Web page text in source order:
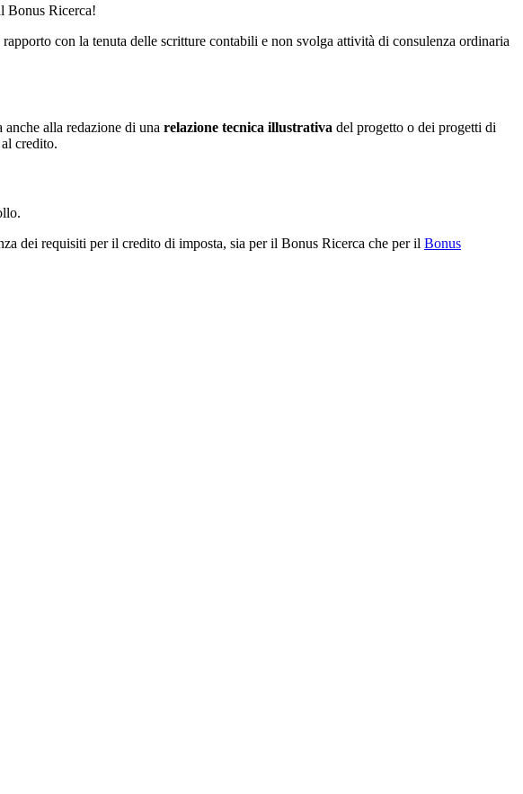
Bonus Ricerca!
con la tenuta delle scritture contabili e non svolga attività di consulenza ordinaria
alla redazione di una relazione tecnica illustrativa del progetto o dei progetti di
credito.
dei requisiti per il credito di imposta, sia per il Bonus Ricerca che per il Bonus